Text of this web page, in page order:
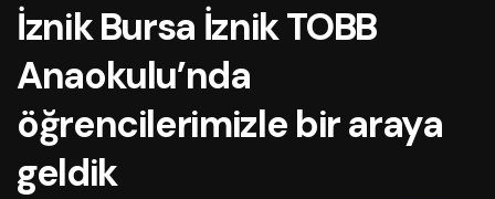
İznikBursa İznik TOBB
Anaokulu’nda
öğrencilerimizle bir araya
geldik